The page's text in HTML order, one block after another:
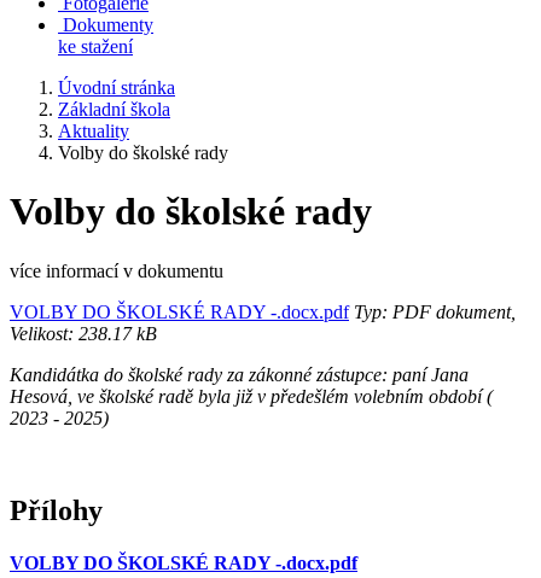
Dokumenty
ke stažení
Úvodní stránka
Základní škola
Aktuality
Volby do školské rady
Volby do školské rady
více informací v dokumentu
VOLBY DO ŠKOLSKÉ RADY -.docx.pdfTyp: PDF dokument,
Velikost: 238.17 kB
Kandidátka do školské rady za zákonné zástupce: paní Jana
Hesová, ve školské radě byla již v předešlém volebním období (
2023 - 2025)
Přílohy
VOLBY DO ŠKOLSKÉ RADY -.docx.pdf